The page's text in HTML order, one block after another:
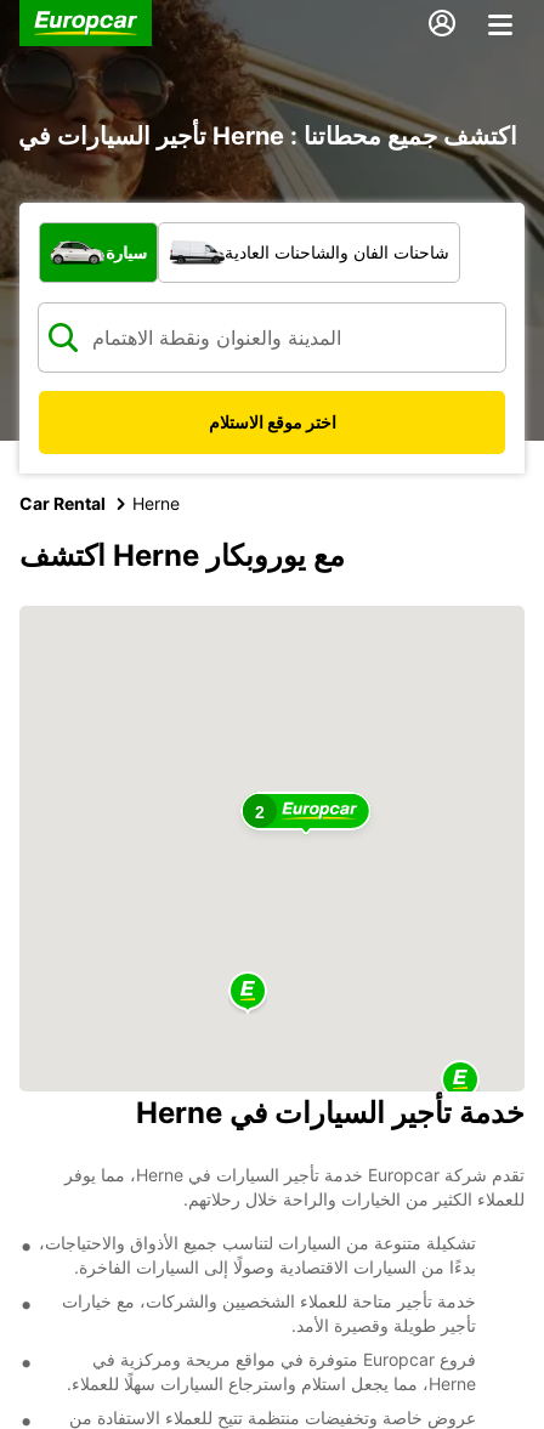
تأجير السيارات في Herne : اكتشف جميع محطاتنا
ما نوع المركبة؟
سيارة شاحنات الفان والشاحنات العادية
اختر موقع الاستلام
Car Rental Herne
اكتشف Herne مع يوروبكار
2
خدمة تأجير السيارات في Herne
تقدم شركة Europcar خدمة تأجير السيارات في Herne، مما يوفر
للعملاء الكثير من الخيارات والراحة خلال رحلاتهم.
تشكيلة متنوعة من السيارات لتناسب جميع الأذواق والاحتياجات،
بدءًا من السيارات الاقتصادية وصولًا إلى السيارات الفاخرة.
خدمة تأجير متاحة للعملاء الشخصيين والشركات، مع خيارات
تأجير طويلة وقصيرة الأمد.
فروع Europcar متوفرة في مواقع مريحة ومركزية في
Herne، مما يجعل استلام واسترجاع السيارات سهلًا للعملاء.
عروض خاصة وتخفيضات منتظمة تتيح للعملاء الاستفادة من